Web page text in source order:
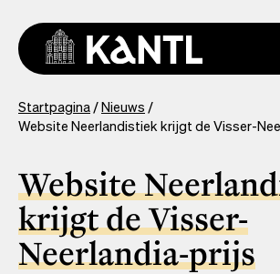
naar
inhoud
gaan
You
are
Startpagina Nieuws
Website Neerlandistiek krijgt de Visser-
Website
krijgt de Visser-
Neerlandia-prijs